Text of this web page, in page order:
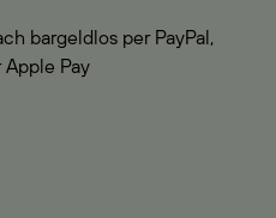
bargeldlos per PayPal,
Apple Pay